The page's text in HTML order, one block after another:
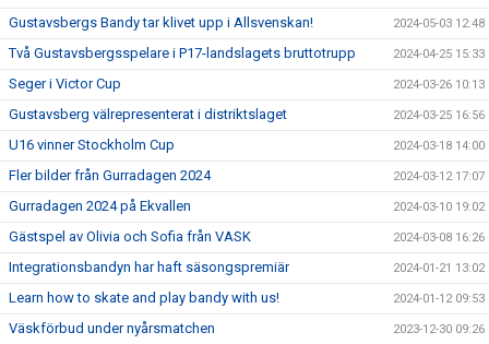
Gustavsbergs Bandy tar klivet upp i Allsvenskan! 2024-05-03 12:48
Två Gustavsbergsspelare i P17-landslagets bruttotrupp 2024-04-25 15:33
Seger i Victor Cup 2024-03-26 10:13
Gustavsberg välrepresenterat i distriktslaget 2024-03-25 16:56
U16 vinner Stockholm Cup 2024-03-18 14:00
Fler bilder från Gurradagen 2024 2024-03-12 17:07
Gurradagen 2024 på Ekvallen 2024-03-10 19:02
Gästspel av Olivia och Sofia från VASK 2024-03-08 16:26
Integrationsbandyn har haft säsongspremiär 2024-01-21 13:02
Learn how to skate and play bandy with us! 2024-01-12 09:53
Väskförbud under nyårsmatchen 2023-12-30 09:26